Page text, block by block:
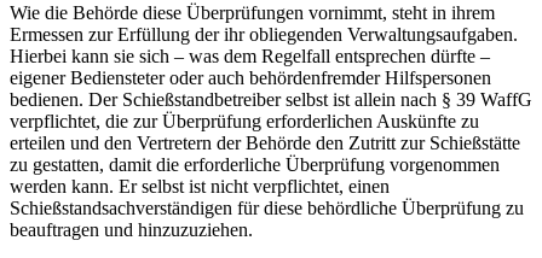
Wie die Behörde diese Überprüfungen vornimmt, steht in ihrem
Ermessen zur Erfüllung der ihr obliegenden Verwaltungsaufgaben.
Hierbei kann sie sich – was dem Regelfall entsprechen dürfte –
eigener Bediensteter oder auch behördenfremder Hilfspersonen
bedienen. Der Schießstandbetreiber selbst ist allein nach § 39 WaffG
verpflichtet, die zur Überprüfung erforderlichen Auskünfte zu
erteilen und den Vertretern der Behörde den Zutritt zur Schießstätte
zu gestatten, damit die erforderliche Überprüfung vorgenommen
werden kann. Er selbst ist nicht verpflichtet, einen
Schießstandsachverständigen für diese behördliche Überprüfung zu
beauftragen und hinzuzuziehen.